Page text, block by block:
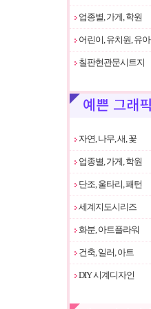
업종별, 가게, 학원
어린이, 유치원, 유아
칠판현관문시트지
자연, 나무, 새, 꽃
업종별, 가게, 학원
단조, 울타리, 패턴
세계지도시리즈
화분, 아트플라워
건축, 일러, 아트
DIY 시계디자인